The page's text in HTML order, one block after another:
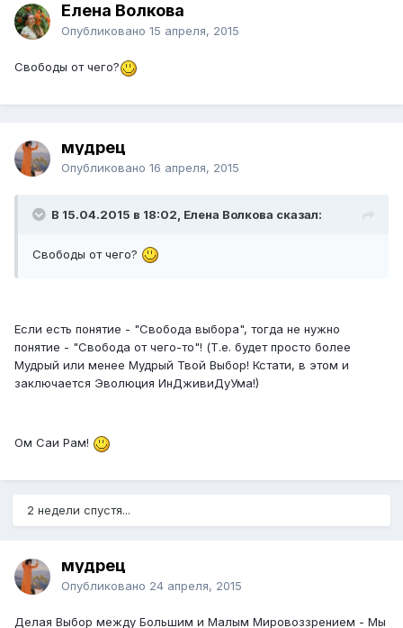
Елена Волкова
Опубликовано 15 апреля, 2015
Свободы от чего?
мудрец
Опубликовано 16 апреля, 2015
В 15.04.2015 в 18:02, Елена Волкова сказал:
Свободы от чего?
Если есть понятие - "Свобода выбора", тогда не нужно
понятие - "Свобода от чего-то"! (Т.е. будет просто более
Мудрый или менее Мудрый Твой Выбор! Кстати, в этом и
заключается Эволюция ИнДживиДуУма!)
Ом Саи Рам!
2 недели спустя...
мудрец
Опубликовано 24 апреля, 2015
Делая Выбор между Большим и Малым Мировоззрением - Мы